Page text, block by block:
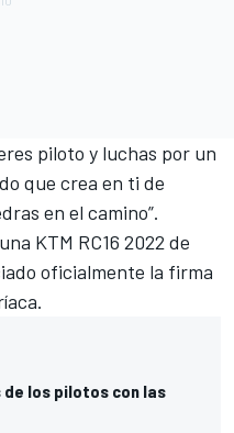
piloto y luchas por un
que crea en ti de
en el camino”.
KTM RC16 2022 de
oficialmente la firma
los pilotos con las